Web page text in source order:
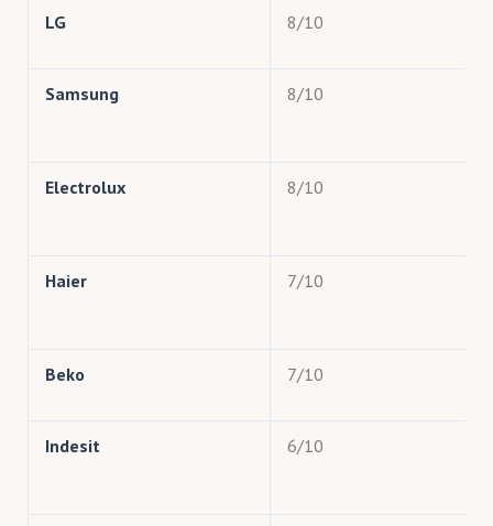
LG 8/10
Samsung 8/10
Electrolux 8/10
Haier 7/10
Beko 7/10
Indesit 6/10